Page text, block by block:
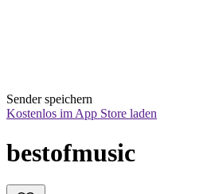
Sender speichern
Kostenlos im App Store laden
bestofmusic